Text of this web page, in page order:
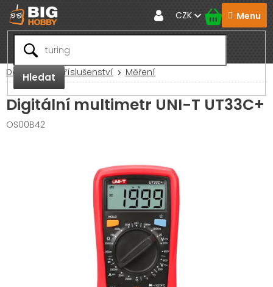
Přejít
na
obsah
Hledat
CZK
Domů RC Příslušenství Měření
Digitální multimetr UNI-T UT33C+
OS00B42